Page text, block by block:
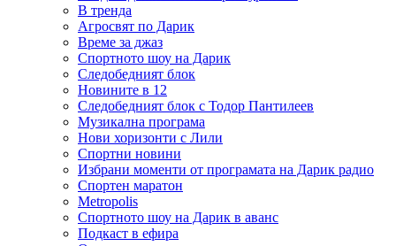
В тренда
Агросвят по Дарик
Време за джаз
Спортното шоу на Дарик
Следобедният блок
Новините в 12
Следобедният блок с Тодор Пантилеев
Музикална програма
Нови хоризонти с Лили
Спортни новини
Избрани моменти от програмата на Дарик радио
Спортен маратон
Metropolis
Спортното шоу на Дарик в аванс
Подкаст в ефира